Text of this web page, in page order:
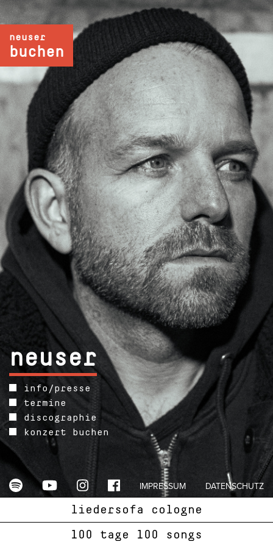
neuser
info/presse
termine
discographie
konzert buchen
liedersofa cologne
100 tage 100 songs
neuser
buchen
IMPRESSUM DATENSCHUTZ